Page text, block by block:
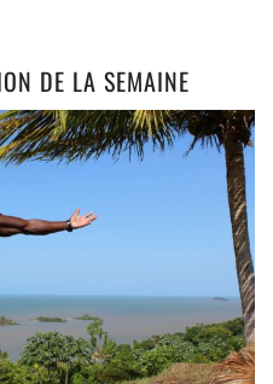
DE LA SEMAINE